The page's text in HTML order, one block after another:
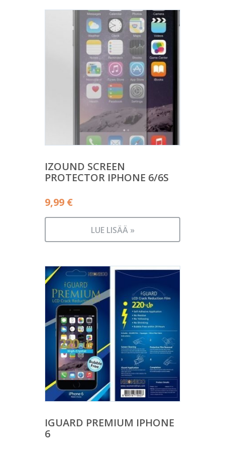
IZOUND SCREEN
PROTECTOR IPHONE 6/6S
9,99 €
LUE LISÄÄ »
IGUARD PREMIUM IPHONE
6